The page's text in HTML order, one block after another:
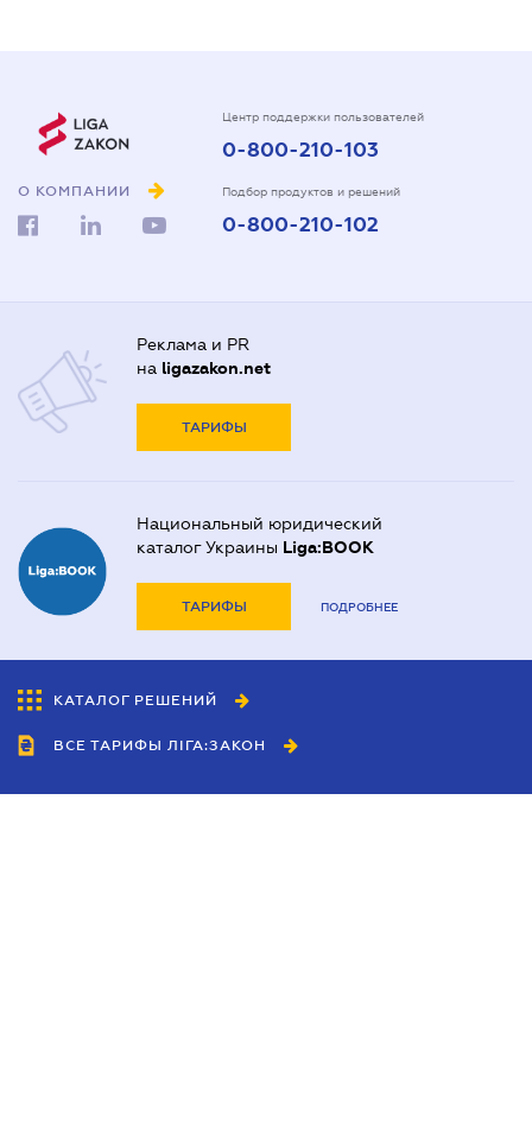
О КОМПАНИИ
Центр поддержки пользователей
0-800-210-103
Подбор продуктов и решений
0-800-210-102
Реклама и PR
на ligazakon.net
ТАРИФЫ
Национальный юридический
каталог Украины Liga:BOOK
ТАРИФЫ ПОДРОБНЕЕ
КАТАЛОГ РЕШЕНИЙ
ВСЕ ТАРИФЫ ЛІГА:ЗАКОН